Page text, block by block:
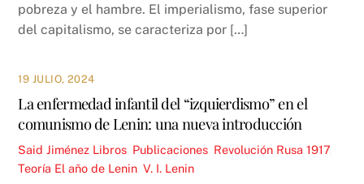
pobreza y el hambre. El imperialismo, fase superior
del capitalismo, se caracteriza por […]
19 JULIO, 2024
La enfermedad infantil del “izquierdismo” en el
comunismo de Lenin: una nueva introducción
Said Jiménez Libros Publicaciones Revolución Rusa 1917,
Teoría El año de Lenin ,V. I. Lenin